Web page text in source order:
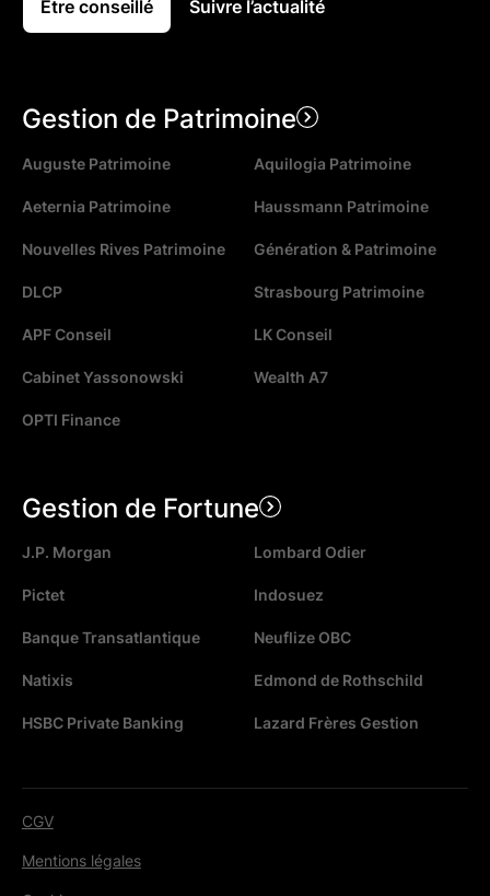
Être conseillé Suivre l’actualité
Gestion de Patrimoine
Auguste Patrimoine Aquilogia Patrimoine
Aeternia Patrimoine Haussmann Patrimoine
Nouvelles Rives Patrimoine Génération & Patrimoine
DLCP Strasbourg Patrimoine
APF Conseil LK Conseil
Cabinet Yassonowski Wealth A7
OPTI Finance
Gestion de Fortune
J.P. Morgan Lombard Odier
Pictet Indosuez
Banque Transatlantique Neuflize OBC
Natixis Edmond de Rothschild
HSBC Private Banking Lazard Frères Gestion
CGV
Mentions légales